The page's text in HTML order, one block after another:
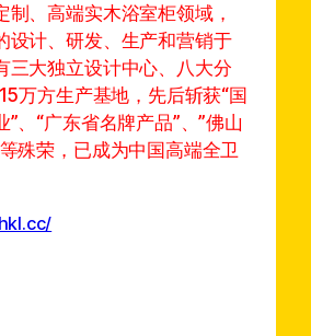
制、高端实木浴室柜领域，
设计、研发、生产和营销于
三大独立设计中心、八大分
万方生产基地，先后斩获“国
”、“广东省名牌产品”、”佛山
殊荣，已成为中国高端全卫